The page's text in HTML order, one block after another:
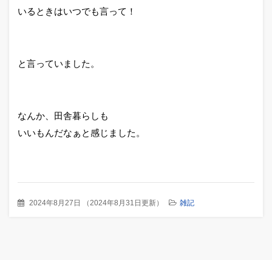
いるときはいつでも言って！
と言っていました。
なんか、田舎暮らしも
いいもんだなぁと感じました。
2024年8月27日 （2024年8月31日更新） 雑記